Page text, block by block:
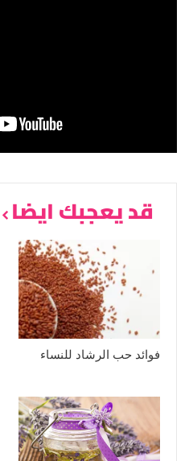
قد يعجبك ايضا
فوائد حب الرشاد للنساء